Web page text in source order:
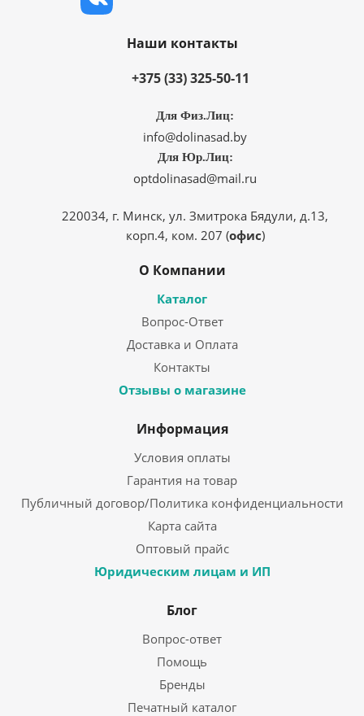
Наши контакты
+375 (33) 325-50-11
Для Физ.Лиц:
info@dolinasad.by
Для Юр.Лиц:
optdolinasad@mail.ru
220034, г. Минск, ул. Змитрока Бядули, д.13,
корп.4, ком. 207 (офис)
О Компании
Каталог
Вопрос-Ответ
Доставка и Оплата
Контакты
Отзывы о магазине
Информация
Условия оплаты
Гарантия на товар
Публичный договор/Политика конфиденциальности
Карта сайта
Оптовый прайс
Юридическим лицам и ИП
Блог
Вопрос-ответ
Помощь
Бренды
Печатный каталог